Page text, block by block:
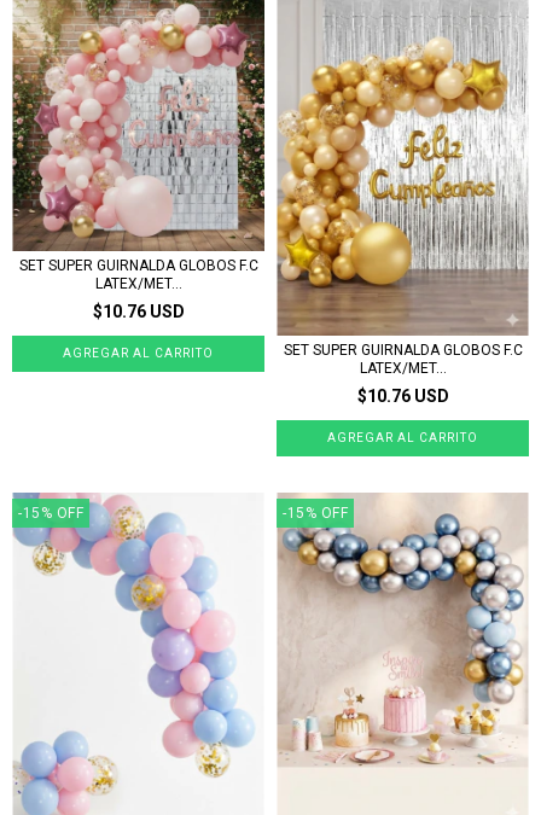
SET SUPER GUIRNALDA GLOBOS F.C
LATEX/MET...
$10.76 USD
SET SUPER GUIRNALDA GLOBOS F.C
LATEX/MET...
$10.76 USD
-15 % OFF -15 % OFF